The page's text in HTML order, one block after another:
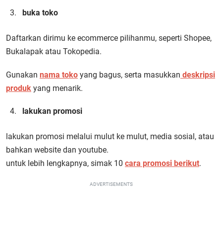
buka toko
Daftarkan dirimu ke ecommerce pilihanmu, seperti Shopee,
Bukalapak atau Tokopedia.
Gunakan nama toko yang bagus, serta masukkan deskripsi
produk yang menarik.
lakukan promosi
lakukan promosi melalui mulut ke mulut, media sosial, atau
bahkan website dan youtube.
untuk lebih lengkapnya, simak 10 cara promosi berikut.
ADVERTISEMENTS